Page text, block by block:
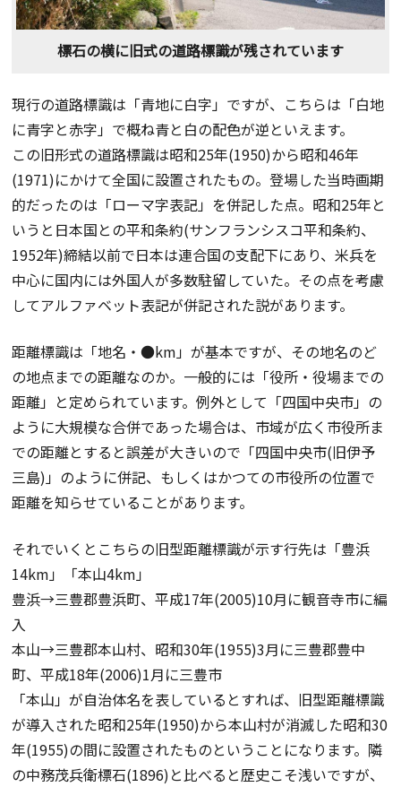
標石の横に旧式の道路標識が残されています
現行の道路標識は「青地に白字」ですが、こちらは「白地
に青字と赤字」で概ね青と白の配色が逆といえます。
この旧形式の道路標識は昭和25年(1950)から昭和46年
(1971)にかけて全国に設置されたもの。登場した当時画期
的だったのは「ローマ字表記」を併記した点。昭和25年と
いうと日本国との平和条約(サンフランシスコ平和条約、
1952年)締結以前で日本は連合国の支配下にあり、米兵を
中心に国内には外国人が多数駐留していた。その点を考慮
してアルファベット表記が併記された説があります。
距離標識は「地名・●km」が基本ですが、その地名のど
の地点までの距離なのか。一般的には「役所・役場までの
距離」と定められています。例外として「四国中央市」の
ように大規模な合併であった場合は、市域が広く市役所ま
での距離とすると誤差が大きいので「四国中央市(旧伊予
三島)」のように併記、もしくはかつての市役所の位置で
距離を知らせていることがあります。
それでいくとこちらの旧型距離標識が示す行先は「豊浜
14km」「本山4km」
豊浜→三豊郡豊浜町、平成17年(2005)10月に観音寺市に編
入
本山→三豊郡本山村、昭和30年(1955)3月に三豊郡豊中
町、平成18年(2006)1月に三豊市
「本山」が自治体名を表しているとすれば、旧型距離標識
が導入された昭和25年(1950)から本山村が消滅した昭和30
年(1955)の間に設置されたものということになります。隣
の中務茂兵衛標石(1896)と比べると歴史こそ浅いですが、